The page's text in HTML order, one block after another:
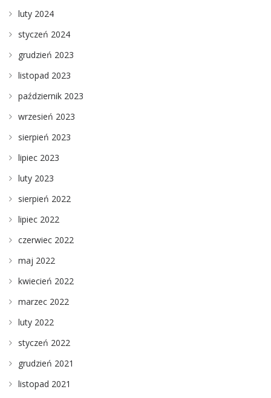
luty 2024
styczeń 2024
grudzień 2023
listopad 2023
październik 2023
wrzesień 2023
sierpień 2023
lipiec 2023
luty 2023
sierpień 2022
lipiec 2022
czerwiec 2022
maj 2022
kwiecień 2022
marzec 2022
luty 2022
styczeń 2022
grudzień 2021
listopad 2021